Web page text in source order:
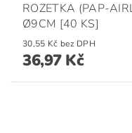
ROZETKA (PAP-
Ø9CM [40 KS]
30,55 Kč bez DPH
36,97 Kč